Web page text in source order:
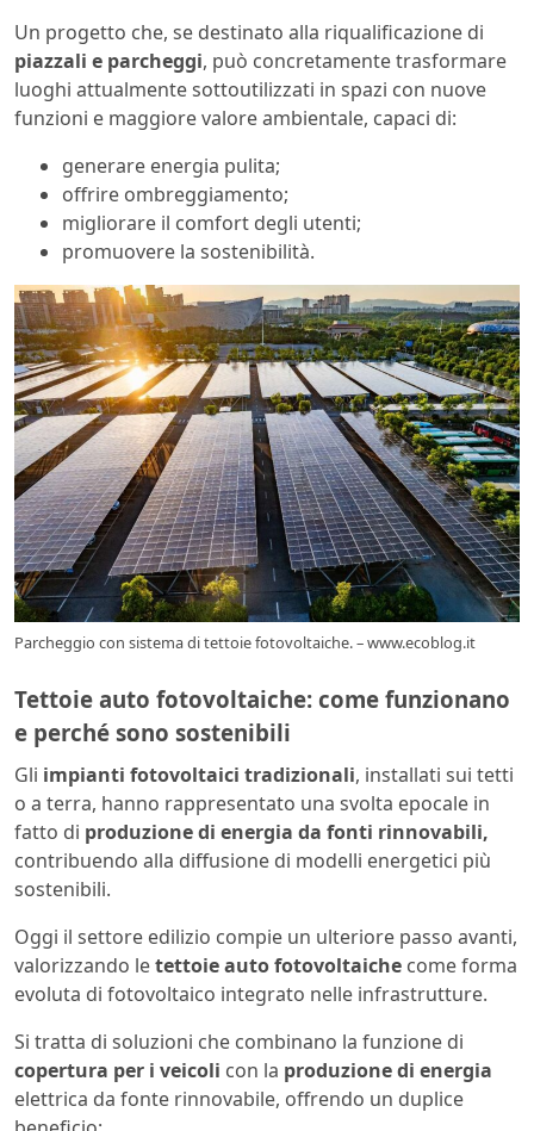
Un progetto che, se destinato alla riqualificazione di
piazzali e parcheggi, può concretamente trasformare
luoghi attualmente sottoutilizzati in spazi con nuove
funzioni e maggiore valore ambientale, capaci di:
generare energia pulita;
offrire ombreggiamento;
migliorare il comfort degli utenti;
promuovere la sostenibilità.
Parcheggio con sistema di tettoie fotovoltaiche. – www.ecoblog.it
Tettoie auto fotovoltaiche: come funzionano
e perché sono sostenibili
Gli impianti fotovoltaici tradizionali, installati sui tetti
o a terra, hanno rappresentato una svolta epocale in
fatto di produzione di energia da fonti rinnovabili,
contribuendo alla diffusione di modelli energetici più
sostenibili.
Oggi il settore edilizio compie un ulteriore passo avanti,
valorizzando letettoie auto fotovoltaiche come forma
evoluta di fotovoltaico integrato nelle infrastrutture.
Si tratta di soluzioni che combinano la funzione di
copertura per i veicoli con la produzione di energia
elettrica da fonte rinnovabile, offrendo un duplice